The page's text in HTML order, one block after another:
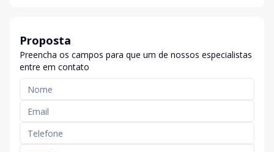
Proposta
Preencha os campos para que um de nossos especialistas
entre em contato